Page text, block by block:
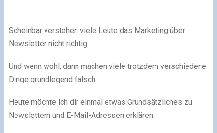
Scheinbar verstehen viele Leute das Marketing über
Newsletter nicht richtig.
Und wenn wohl, dann machen viele trotzdem verschiedene
Dinge grundlegend falsch.
Heute möchte ich dir einmal etwas Grundsätzliches zu
Newslettern und E-Mail-Adressen erklären.